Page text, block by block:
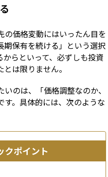
の価格変動にはいったん目を
期保有を続ける」という選択
らといって、必ずしも投資
は限りません。
のは、「価格調整なのか、
。具体的には、次のような
クポイント